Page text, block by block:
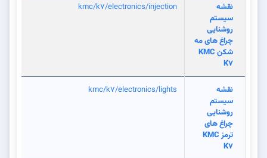
نقشه
سیستم
روشنایی
چراغ های مه
شکن KMC
K7
kmc/k7/electronics/injection
نقشه
سیستم
روشنایی
چراغ های
ترمز KMC
K7
kmc/k7/electronics/lights